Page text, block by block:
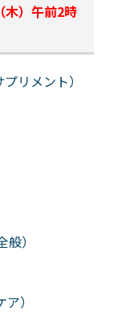
木）午前2時
リメント）
）
）